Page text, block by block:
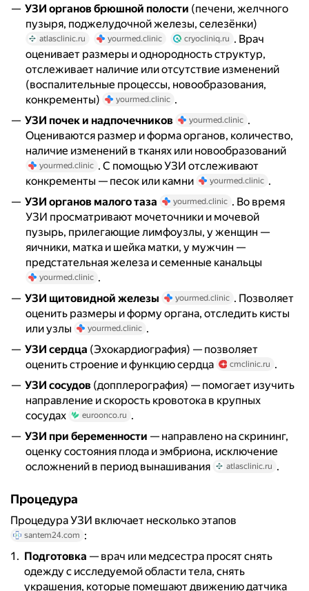
УЗИ органов брюшной полости (печени, желчного
пузыря, поджелудочной железы, селезёнки)
atlasclinic.ru yourmed.clinic cryocliniq.ru . Врач
оценивает размеры и однородность структур,
отслеживает наличие или отсутствие изменений
(воспалительные процессы, новообразования,
конкременты)
yourmed.clinic .
УЗИ почек и надпочечников
yourmed.clinic .
Оцениваются размер и форма органов, количество,
наличие изменений в тканях или новообразований
yourmed.clinic . С помощью УЗИ отслеживают
конкременты — песок или камни
yourmed.clinic .
УЗИ органов малого таза
yourmed.clinic . Во время
УЗИ просматривают мочеточники и мочевой
пузырь, прилегающие лимфоузлы, у женщин —
яичники, матка и шейка матки, у мужчин —
предстательная железа и семенные канальцы
yourmed.clinic .
УЗИ щитовидной железы
yourmed.clinic . Позволяет
оценить размеры и форму органа, отследить кисты
или узлы
yourmed.clinic .
УЗИ сердца (Эхокардиография) — позволяет
оценить строение и функцию сердца
cmclinic.ru .
УЗИ сосудов (допплерография) — помогает изучить
направление и скорость кровотока в крупных
сосудах
euroonco.ru .
УЗИ при беременности — направлено на скрининг,
оценку состояния плода и эмбриона, исключение
осложнений в период вынашивания
atlasclinic.ru .
Процедура
Процедура УЗИ включает несколько этапов
santem24.com :
Подготовка — врач или медсестра просят снять
одежду с исследуемой области тела, снять
украшения, которые помешают движению датчика